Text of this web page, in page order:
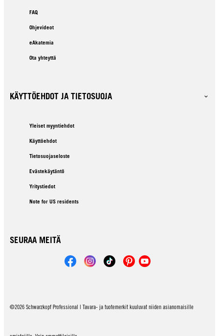
FAQ
Ohjevideot
eAkatemia
Ota yhteyttä
KÄYTTÖEHDOT JA TIETOSUOJA
Yleiset myyntiehdot
Käyttöehdot
Tietosuojaseloste
Evästekäytäntö
Yritystiedot
Note for US residents
SEURAA MEITÄ
©2026 Schwarzkopf Professional | Tavara- ja tuotemerkit kuuluvat niiden asianomaisille